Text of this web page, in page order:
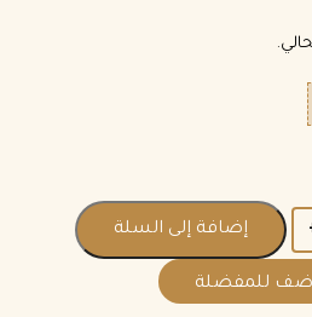
إضافة إلى السلة
للمفضلة